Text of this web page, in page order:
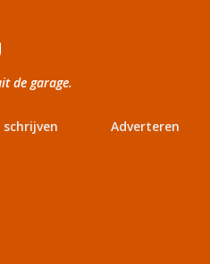
de garage.
Adverteren